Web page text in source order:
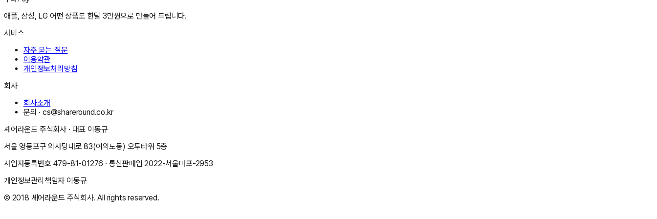
애플, 삼성, LG 어떤 상품도 한달 3만원으로 만들어 드립니다.
서비스
자주 묻는 질문
이용약관
개인정보처리방침
회사
회사소개
문의 ·cs@shareround.co.kr
셰어라운드 주식회사 · 대표 이동규
서울 영등포구 의사당대로 83(여의도동) 오투타워 5층
사업자등록번호 479-81-01276 · 통신판매업2022-서울마포-2953
개인정보관리책임자 이동규
© 2018 셰어라운드 주식회사. All rights reserved.